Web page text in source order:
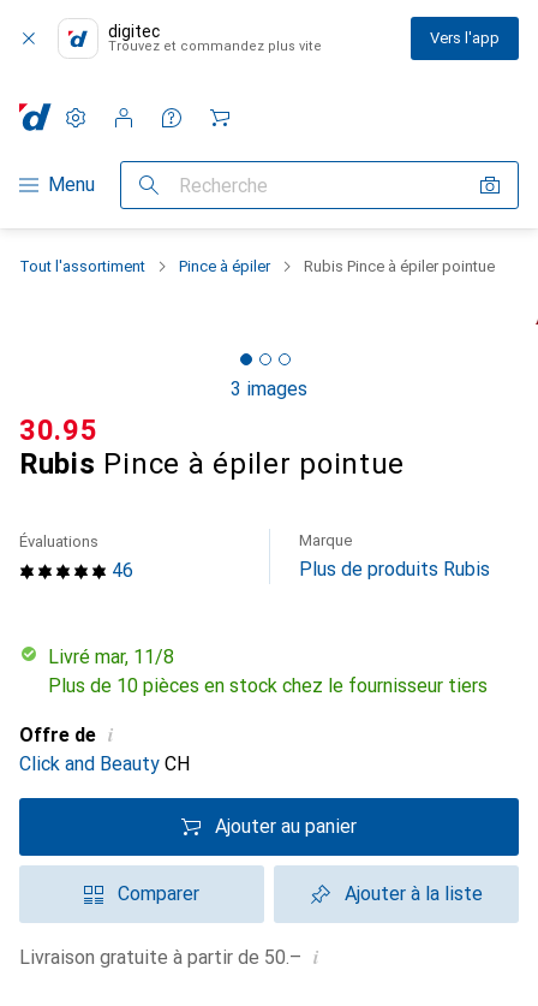
digitec
Trouvez et commandez plus vite Vers l'app
Navigation par catégorie
Menu Recherche
Paramètres
Compte client
Listes de comparaison
Listes d'envies
Panier
Tout l'assortiment Pince à épiler Rubis Pince à épiler pointue
3 images
Rubis Pince à épiler pointue
CHF
30.95
46
Évaluations Marque
Plus de produits Rubis
Livré mar, 11/8
Plus de 10 pièces en stock chez le fournisseur tiers
Offre de i
Click and Beauty CH
Ajouter au panier
Comparer Ajouter à la liste
Livraison gratuite à partir de 50.– i